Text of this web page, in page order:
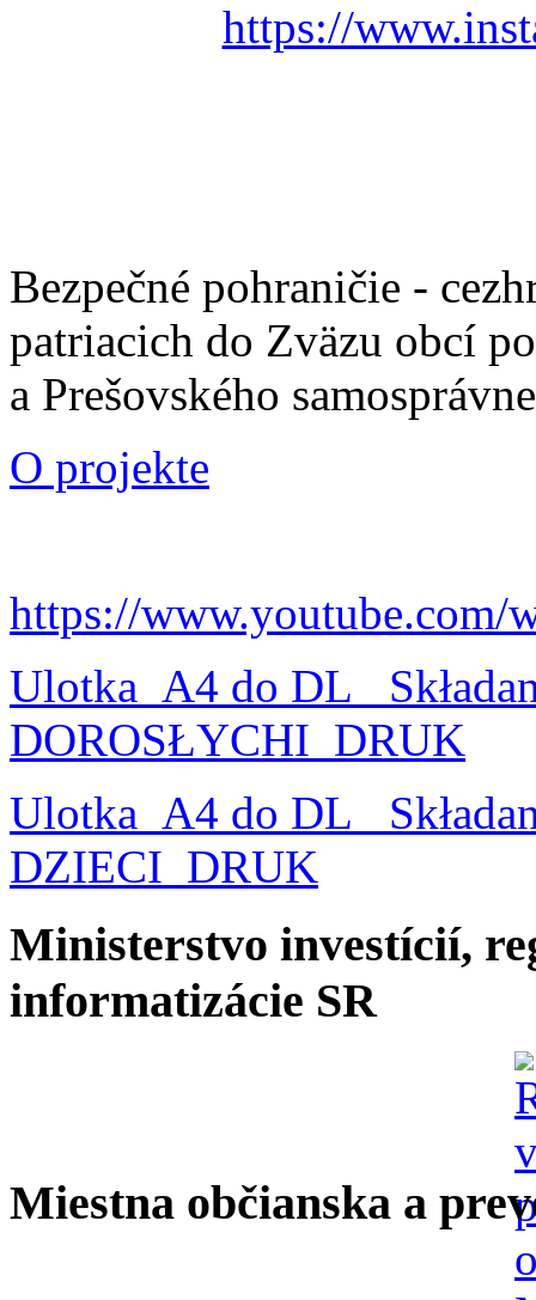
https://
Bezpečné pohraničie -
patriacich do Zväzu obcí
a Prešovského
O projekte
https://www.youtube.com/
Ulotka_A4 do DL_
DOROSŁYCHI_DRUK
Ulotka_A4 do DL_
DZIECI_DRUK
Ministerstvo investícií,
informatizácie SR
Miestna občianska a